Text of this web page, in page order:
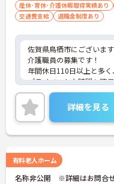
産休･育休･介護休暇取得実績あり
交通費支給
退職金制度あり
佐賀県鳥栖市にございま
介護職員の募集です！
年間休日110日以上と多
プライベートな時間も確
ご就業が可能です◎
福利厚生も充実している
が整っています◎
ご興味ある方には、面接
詳細をお話しいたします
詳細を見る
有料老人ホーム
名称非公開 ※詳細はお問合